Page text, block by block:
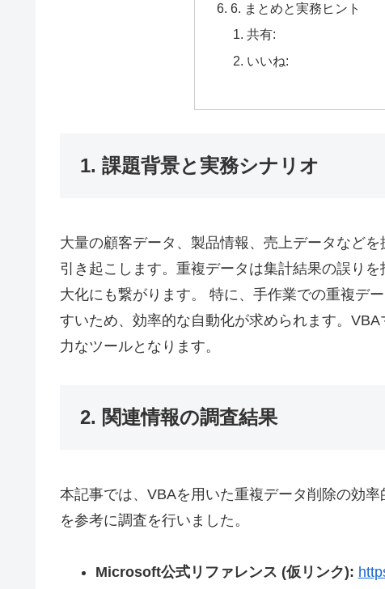
6. まとめと実務ヒント
共有:
いいね:
1. 課題背景と実務シナリオ
大量の顧客データ、製品情報、売上データなど
引き起こします。重複データは集計結果の誤り
大化にも繋がります。 特に、手作業での重複デ
すいため、効率的な自動化が求められます。
力なツールとなります。
2. 関連情報の調査結果
本記事では、VBAを用いた重複データ削除の効
を参考に調査を行いました。
Microsoft公式リファレンス (仮リンク):